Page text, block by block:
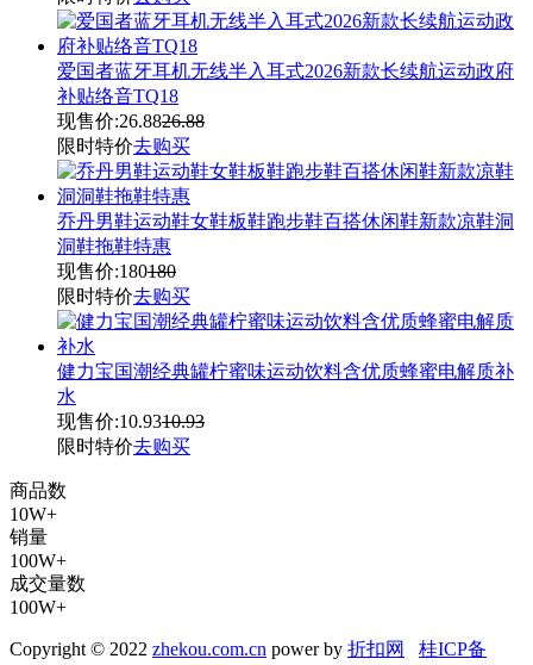
爱国者蓝牙耳机无线半入耳式2026新款长续航运动政府
补贴络音TQ18
现售价:26.8826.88
限时特价去购买
乔丹男鞋运动鞋女鞋板鞋跑步鞋百搭休闲鞋新款凉鞋洞
洞鞋拖鞋特惠
现售价:180180
限时特价去购买
健力宝国潮经典罐柠蜜味运动饮料含优质蜂蜜电解质补
水
现售价:10.9310.93
限时特价去购买
商品数
10W+
销量
100W+
成交量数
100W+
Copyright © 2022 zhekou.com.cn power by 折扣网
桂ICP备